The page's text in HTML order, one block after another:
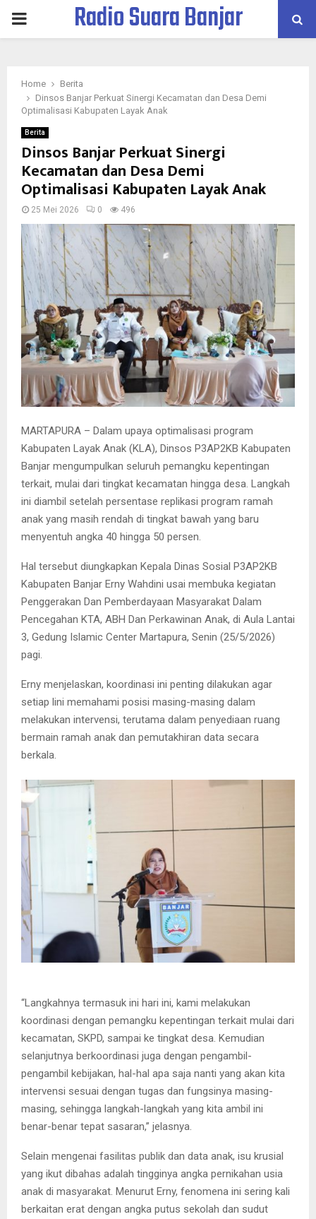
PRIMARYRadio Suara Banjar
Home
Berita
Dinsos Banjar Perkuat Sinergi Kecamatan dan Desa Demi
Optimalisasi Kabupaten Layak Anak
Berita
Dinsos Banjar Perkuat Sinergi
Kecamatan dan Desa Demi
Optimalisasi Kabupaten Layak Anak
25 Mei 2026 0 496
MARTAPURA – Dalam upaya optimalisasi program
Kabupaten Layak Anak (KLA), Dinsos P3AP2KB Kabupaten
Banjar mengumpulkan seluruh pemangku kepentingan
terkait, mulai dari tingkat kecamatan hingga desa. Langkah
ini diambil setelah persentase replikasi program ramah
anak yang masih rendah di tingkat bawah yang baru
menyentuh angka 40 hingga 50 persen.
Hal tersebut diungkapkan Kepala Dinas Sosial P3AP2KB
Kabupaten Banjar Erny Wahdini usai membuka kegiatan
Penggerakan Dan Pemberdayaan Masyarakat Dalam
Pencegahan KTA, ABH Dan Perkawinan Anak, di Aula Lantai
3, Gedung Islamic Center Martapura, Senin (25/5/2026)
pagi.
Erny menjelaskan, koordinasi ini penting dilakukan agar
setiap lini memahami posisi masing-masing dalam
melakukan intervensi, terutama dalam penyediaan ruang
bermain ramah anak dan pemutakhiran data secara
berkala.
“Langkahnya termasuk ini hari ini, kami melakukan
koordinasi dengan pemangku kepentingan terkait mulai dari
kecamatan, SKPD, sampai ke tingkat desa. Kemudian
selanjutnya berkoordinasi juga dengan pengambil-
pengambil kebijakan, hal-hal apa saja nanti yang akan kita
intervensi sesuai dengan tugas dan fungsinya masing-
masing, sehingga langkah-langkah yang kita ambil ini
benar-benar tepat sasaran,” jelasnya.
Selain mengenai fasilitas publik dan data anak, isu krusial
yang ikut dibahas adalah tingginya angka pernikahan usia
anak di masyarakat. Menurut Erny, fenomena ini sering kali
berkaitan erat dengan angka putus sekolah dan sudut